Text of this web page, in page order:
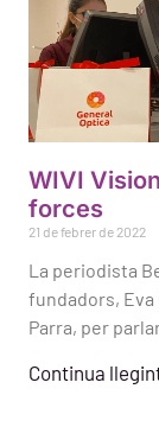
WIVI
forces
21 de febrer de 2022
La periodista
fundadors, Eva
Parra, per
Continua